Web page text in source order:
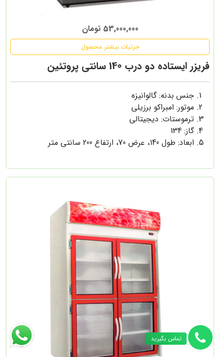
53,000,000 تومان
جزئیات بیشتر محصول
فریزر ایستاده دو درب 140 سانتی پروتئین
جنس بدنه: گالوانیزه
موتور: امبراکو برزیلی
ترموستات: دیجیتالی
گاز: 134
ابعاد: طول 140، عرض 70، ارتفاع 200 سانتی متر
تماس بگیرید